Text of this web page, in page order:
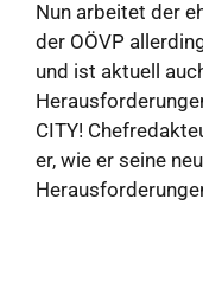
Nun arbeitet der
der OÖVP
und ist aktuell
CITY!
er, wie er seine